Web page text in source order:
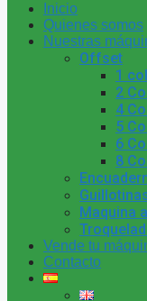
Inicio
Quienes somos
Nuestras
Offset
1
2
4
5
6
8
Maquina
Vende tu
Contacto